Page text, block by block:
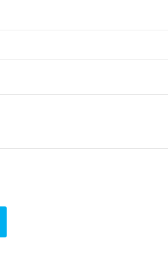
voor totale afdekking van frame en